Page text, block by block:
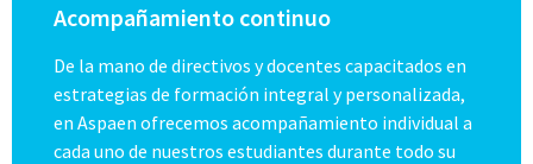
Acompañamiento continuo
De la mano de directivos y docentes capacitados en
estrategias de formación integral y personalizada,
en Aspaen ofrecemos acompañamiento individual a
cada uno de nuestros estudiantes durante todo su